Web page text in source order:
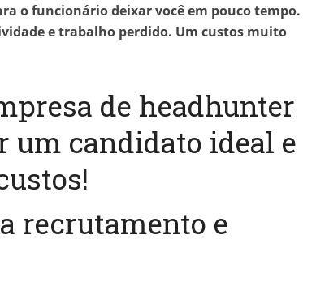
o funcionário deixar você em pouco tempo.
e trabalho perdido. Um custos muito
de headhunter
um candidato ideal e
recrutamento e